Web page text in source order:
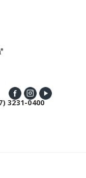
3231-0400